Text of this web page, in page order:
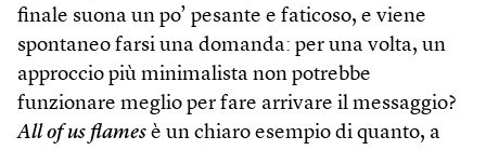
finale suona un po’ pesante e faticoso, e viene
spontaneo farsi una domanda: per una volta, un
approccio più minimalista non potrebbe
funzionare meglio per fare arrivare il messaggio?
All of us flames è un chiaro esempio di quanto, a